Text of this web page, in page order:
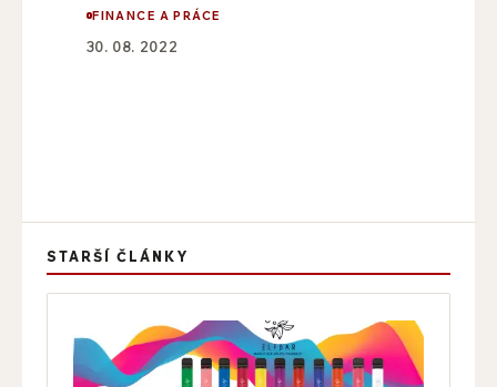
FINANCE A PRÁCE
30. 08. 2022
STARŠÍ ČLÁNKY